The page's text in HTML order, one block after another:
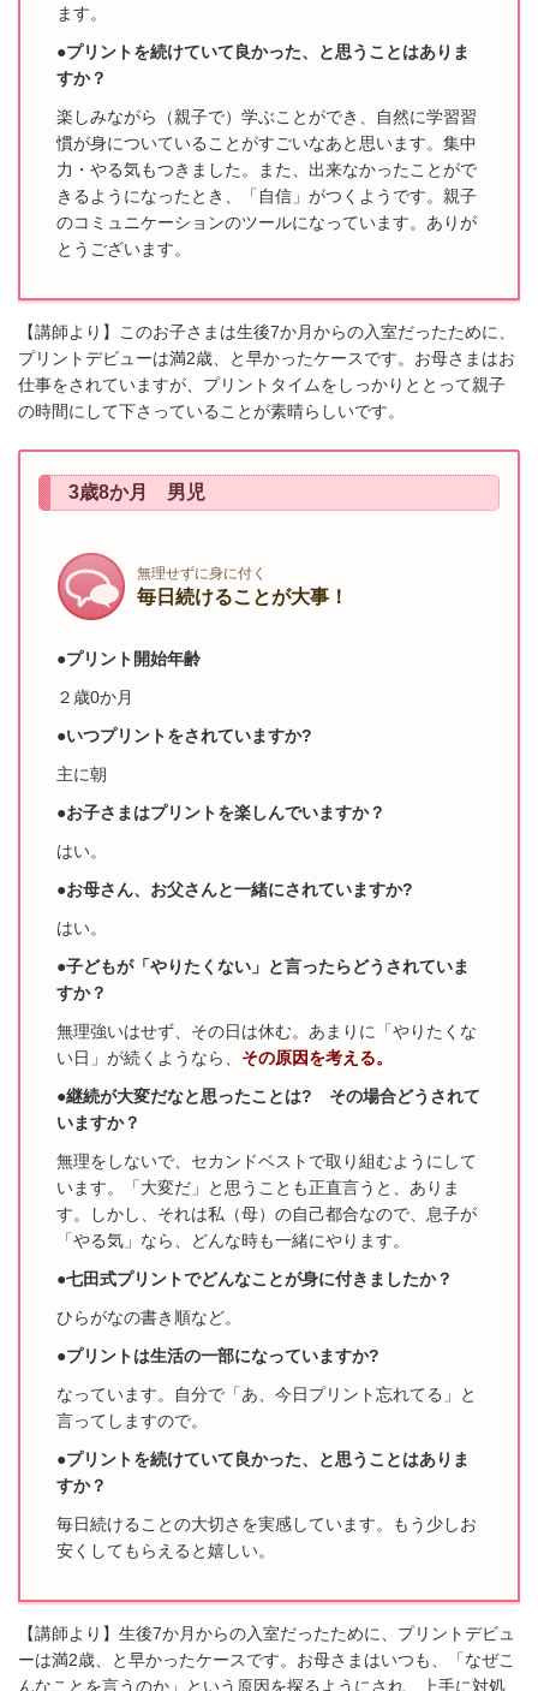
ます。
●プリントを続けていて良かった、と思うことはありま
すか？
楽しみながら（親子で）学ぶことができ、自然に学習習
慣が身についていることがすごいなあと思います。集中
力・やる気もつきました。また、出来なかったことがで
き るようになったとき、「自信」がつくようです。 親子
のコミュニケーションのツールになっています。ありが
とうございます。
【講師より】このお子さまは生後7か月からの入室だったために、
プリントデビューは満2歳、と早かったケースです。お母さまはお
仕事をされていますが、プリントタイムをしっかりととって親子
の時間にして下さっていることが素晴らしいです。
3歳8か月 男児
無理せずに身に付く
毎日続けることが大事！
●プリント開始年齢
２歳0か月
●いつプリントをされていますか?
主に朝
●お子さまはプリントを楽しんでいますか？
はい。
●お母さん、お父さんと一緒にされていますか?
はい。
●子どもが「やりたくない」と言ったらどうされていま
すか？
無理強いはせず、その日は休む。あまりに「やりたくな
い日」が続くようなら、 その原因を考える。
●継続が大変だなと思ったことは? その場合どうされて
いますか？
無理をしないで、セカンドベストで取り組むようにして
います。「大変だ」と思うことも正直言うと、ありま
す。しかし、それは私（母）の自己都合なので、息子が
「やる気」なら、どんな時も一緒にやります。
●七田式プリントでどんなことが身に付きましたか？
ひらがなの書き順など。
●プリントは生活の一部になっていますか?
なっています。自分で「あ、今日プリント忘れてる」と
言ってしますので。
●プリントを続けていて良かった、と思うことはありま
すか？
毎日続けることの大切さを実感しています。もう少しお
安くしてもらえると嬉しい。
【講師より】生後7か月からの入室だったために、プリントデビュ
ーは満2歳、と早かったケースです。お母さまはいつも、「なぜこ
んなことを言うのか」という原因を探るようにされ、上手に対処